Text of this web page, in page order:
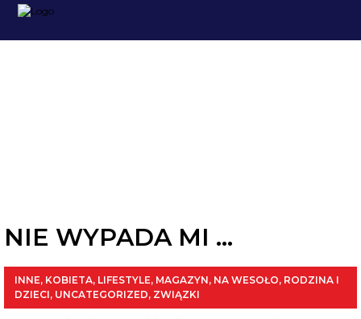
NIE WYPADA MI …
INNE, KOBIETA, LIFESTYLE, MAGAZYN, NA WESOŁO, RODZINA I
DZIECI, UNCATEGORIZED, ZWIĄZKI